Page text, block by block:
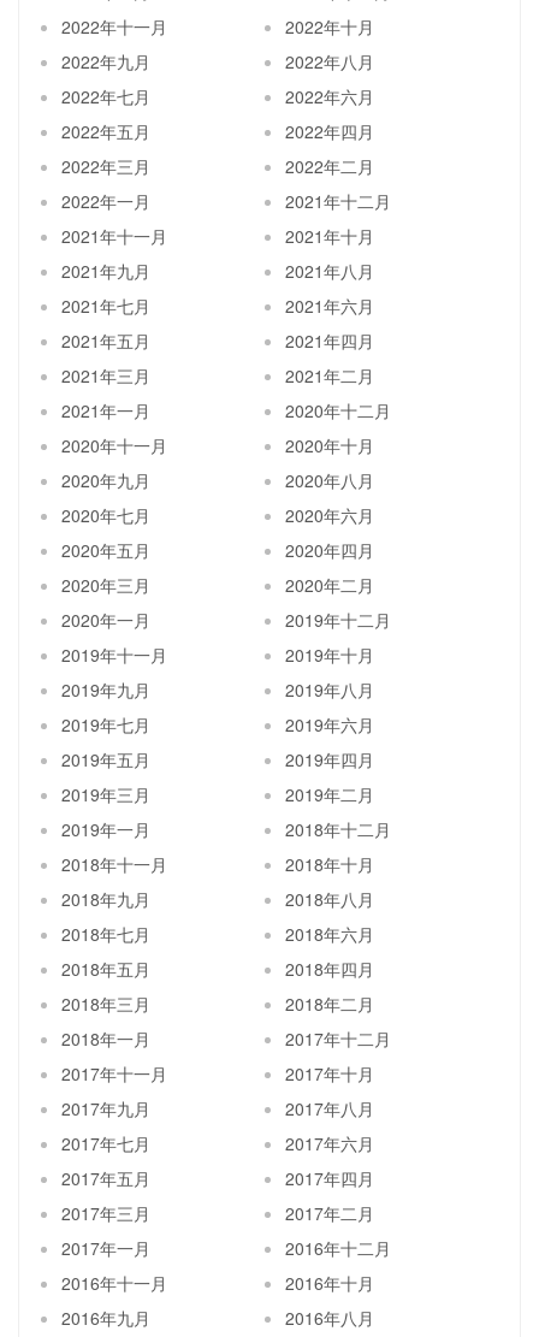
2022年十一月
2022年十月
2022年九月
2022年八月
2022年七月
2022年六月
2022年五月
2022年四月
2022年三月
2022年二月
2022年一月
2021年十二月
2021年十一月
2021年十月
2021年九月
2021年八月
2021年七月
2021年六月
2021年五月
2021年四月
2021年三月
2021年二月
2021年一月
2020年十二月
2020年十一月
2020年十月
2020年九月
2020年八月
2020年七月
2020年六月
2020年五月
2020年四月
2020年三月
2020年二月
2020年一月
2019年十二月
2019年十一月
2019年十月
2019年九月
2019年八月
2019年七月
2019年六月
2019年五月
2019年四月
2019年三月
2019年二月
2019年一月
2018年十二月
2018年十一月
2018年十月
2018年九月
2018年八月
2018年七月
2018年六月
2018年五月
2018年四月
2018年三月
2018年二月
2018年一月
2017年十二月
2017年十一月
2017年十月
2017年九月
2017年八月
2017年七月
2017年六月
2017年五月
2017年四月
2017年三月
2017年二月
2017年一月
2016年十二月
2016年十一月
2016年十月
2016年九月
2016年八月